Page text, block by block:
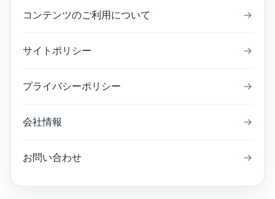
コンテンツのご利用について →
サイトポリシー →
プライバシーポリシー →
会社情報 →
お問い合わせ →